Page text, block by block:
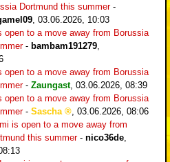
Dortmund this summer-
, 03.06.2026, 10:03
open to a move away from Borussia
- bambam191279,
open to a move away from Borussia
- Zaungast, 03.06.2026, 08:39
open to a move away from Borussia
- Sascha , 03.06.2026, 08:06
is open to a move away from
this summer- nico36de,